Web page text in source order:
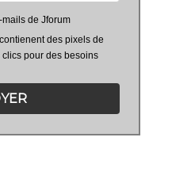
de Jforum
des pixels de
pour des besoins